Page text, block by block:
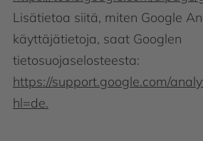
Lisätietoa siitä, miten Google
käyttäjätietoja, saat Googlen
tietosuojaselosteesta:
https://support.google.com/
hl=de.